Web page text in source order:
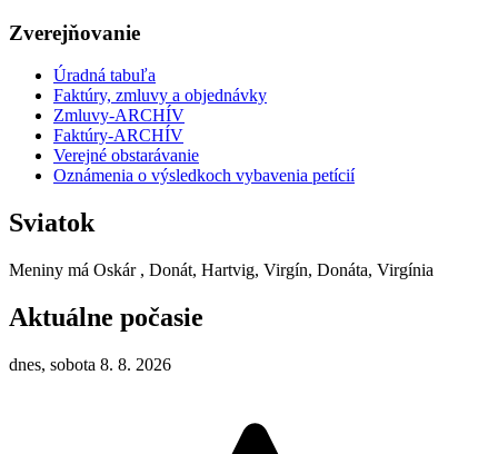
Zverejňovanie
Úradná tabuľa
Faktúry, zmluvy a objednávky
Zmluvy-ARCHÍV
Faktúry-ARCHÍV
Verejné obstarávanie
Oznámenia o výsledkoch vybavenia petícií
Sviatok
Meniny má Oskár , Donát, Hartvig, Virgín, Donáta, Virgínia
Aktuálne počasie
dnes, sobota 8. 8. 2026